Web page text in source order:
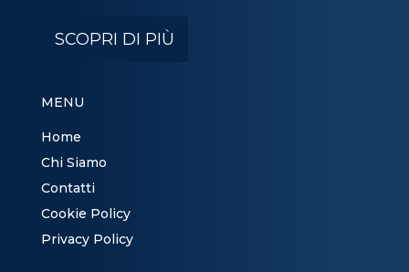
SCOPRI DI PIÙ
MENU
Home
Chi Siamo
Contatti
Cookie Policy
Privacy Policy